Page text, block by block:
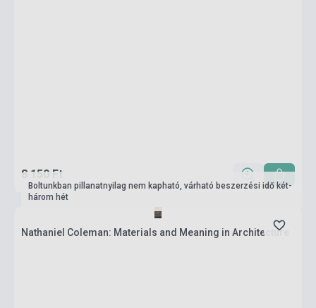
8 150 Ft
Boltunkban pillanatnyilag nem kapható, várható beszerzési idő két-
három hét
Nathaniel Coleman: Materials and Meaning in Architecture